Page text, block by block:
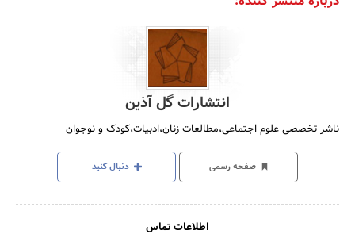
انتشارات گل آذین
ناشر تخصصی علوم اجتماعی،مطالعات زنان،ادبیات،کودک و نوجوان
صفحه رسمی دنبال کنید
اطلاعات تماس